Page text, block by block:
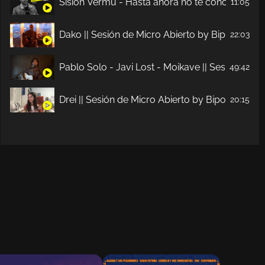
11:05
Dako || Sesión de Micro Abierto by Bipolaridad
22:03
Pablo Solo - Javi Lost - Moikave || Sesión de
49:42
Drei || Sesión de Micro Abierto by Bipolaridad
20:15